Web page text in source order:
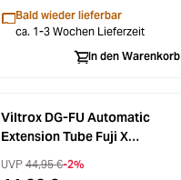
Bald wieder lieferbar
ca. 1-3 Wochen Lieferzeit
In den Warenkorb
Viltrox DG-FU Automatic
Extension Tube Fuji X
(10mm/16mm)
UVP 44,95 €-2%